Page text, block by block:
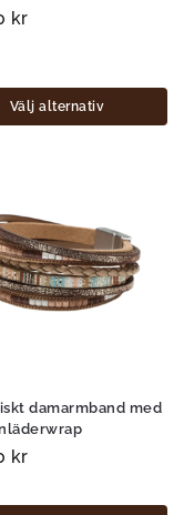
kr
Välj alternativ
damarmband med
kr